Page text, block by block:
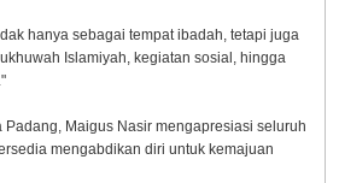
hanya sebagai tempat ibadah, tetapi juga
Islamiyah, kegiatan sosial, hingga
Padang, Maigus Nasir mengapresiasi seluruh
mengabdikan diri untuk kemajuan